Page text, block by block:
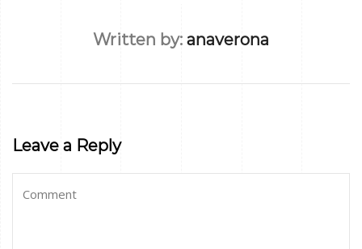
Written by: anaverona
Leave a Reply